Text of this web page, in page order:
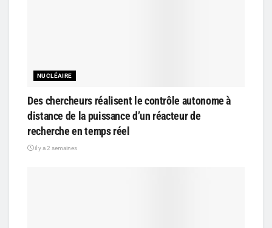
NUCLÉAIRE
Des chercheurs réalisent le contrôle autonome à
distance de la puissance d’un réacteur de
recherche en temps réel
il y a 2 semaines